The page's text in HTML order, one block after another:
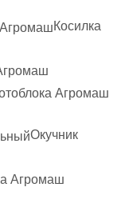
Косилка
Окучник